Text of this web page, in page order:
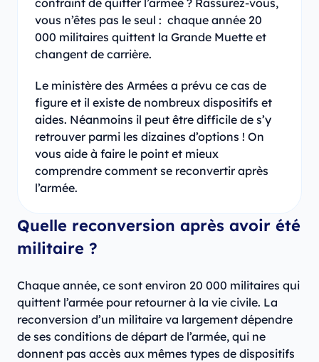
vous n’êtes pas le seul : chaque année 20
000 militaires quittent la Grande Muette et
changent de carrière.
Le ministère des Armées a prévu ce cas de
figure et il existe de nombreux dispositifs et
aides. Néanmoins il peut être difficile de s’y
retrouver parmi les dizaines d’options ! On
vous aide à faire le point et mieux
comprendre comment se reconvertir après
l’armée.
Quelle reconversion après avoir été
militaire ?
Chaque année, ce sont environ 20 000 militaires qui
quittent l’armée pour retourner à la vie civile. La
reconversion d’un militaire va largement dépendre
de ses conditions de départ de l’armée, qui ne
donnent pas accès aux mêmes types de dispositifs